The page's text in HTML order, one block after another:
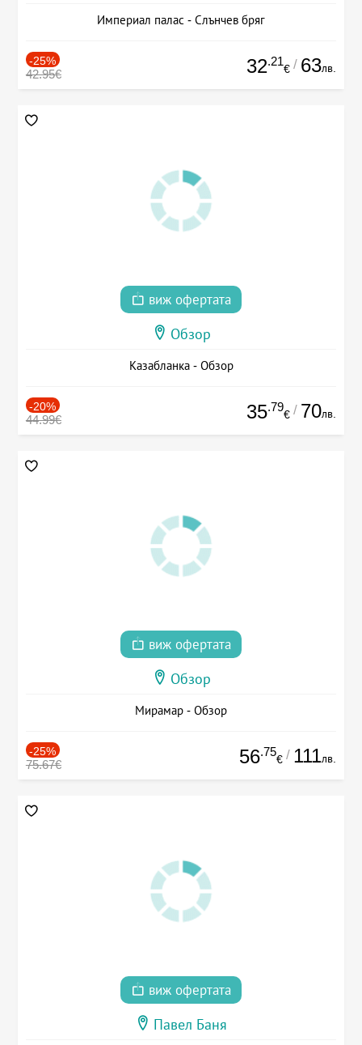
Империал палас - Слънчев бряг
-25%
42.95€ 32.21
€ / 63лв.
виж офертата
Обзор
Казабланка - Обзор
-20%
44.99€ 35.79
€ / 70лв.
виж офертата
Обзор
Мирамар - Обзор
-25%
75.67€ 56.75
€ / 111лв.
виж офертата
Павел Баня